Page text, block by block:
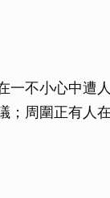
一不小心中遭
；周圍正有人